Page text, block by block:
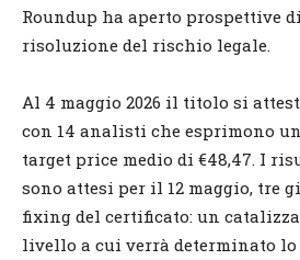
Roundup ha aperto prospettive
risoluzione del rischio legale.
Al 4 maggio 2026 il titolo si
con 14 analisti che esprimono
target price medio di €48,47. I
sono attesi per il 12 maggio, tre
fixing del certificato: un
livello a cui verrà determinato